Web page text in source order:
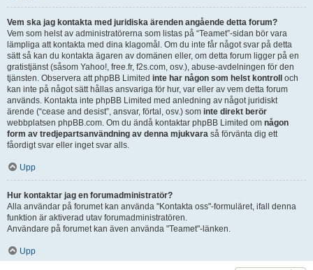
Vem ska jag kontakta med juridiska ärenden angående detta forum?
Vem som helst av administratörerna som listas på “Teamet”-sidan bör vara
lämpliga att kontakta med dina klagomål. Om du inte får något svar på detta
sätt så kan du kontakta ägaren av domänen eller, om detta forum ligger på en
gratistjänst (såsom Yahoo!, free.fr, f2s.com, osv.), abuse-avdelningen för den
tjänsten. Observera att phpBB Limited inte har någon som helst kontroll
och
kan inte på något sätt hållas ansvariga för hur, var eller av vem detta forum
används. Kontakta inte phpBB Limited med anledning av något juridiskt
ärende (“cease and desist”, ansvar, förtal, osv.) som inte direkt berör
webbplatsen phpBB.com. Om du ändå kontaktar phpBB Limited om någon
form av tredjepartsanvändning av denna mjukvara så förvänta dig ett
fåordigt svar eller inget svar alls.
Upp
Hur kontaktar jag en forumadministratör?
Alla användar på forumet kan använda "Kontakta oss"-formuläret, ifall denna
funktion är aktiverad utav forumadministratören.
Användare på forumet kan även använda "Teamet"-länken.
Upp